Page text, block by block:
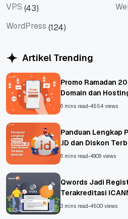
VPS (43)
WordPress (124)
Artikel Trending
Promo Ramadan
Domain dan
6 mins read •4554 views
Panduan Lengkap
.ID dan Diskon
6 mins read •4909 views
Qwords Jadi
Terakreditasi
Untungnya?
3 mins read •4500 views